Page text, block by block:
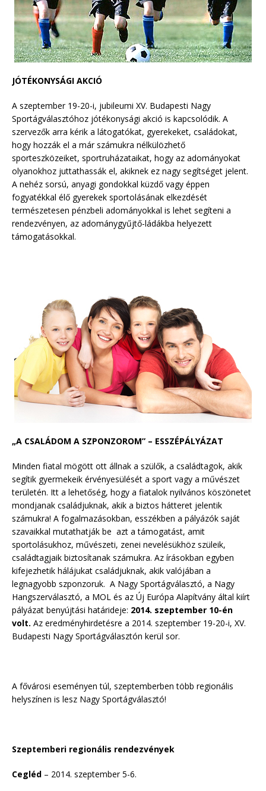
JÓTÉKONYSÁGI AKCIÓ
A szeptember 19-20-i, jubileumi XV. Budapesti Nagy
Sportágválasztóhoz jótékonysági akció is kapcsolódik. A
szervezők arra kérik a látogatókat, gyerekeket, családokat,
hogy hozzák el a már számukra nélkülözhető
sporteszközeiket, sportruházataikat, hogy az adományokat
olyanokhoz juttathassák el, akiknek ez nagy segítséget jelent.
A nehéz sorsú, anyagi gondokkal küzdő vagy éppen
fogyatékkal élő gyerekek sportolásának elkezdését
természetesen pénzbeli adományokkal is lehet segíteni a
rendezvényen, az adománygyűjtő-ládákba helyezett
támogatásokkal.
„A CSALÁDOM A SZPONZOROM” – ESSZÉPÁLYÁZAT
Minden fiatal mögött ott állnak a szülők, a családtagok, akik
segítik gyermekeik érvényesülését a sport vagy a művészet
területén. Itt a lehetőség, hogy a fiatalok nyilvános köszönetet
mondjanak családjuknak, akik a biztos hátteret jelentik
számukra! A fogalmazásokban, esszékben a pályázók saját
szavaikkal mutathatják be azt a támogatást, amit
sportolásukhoz, művészeti, zenei nevelésükhöz szüleik,
családtagjaik biztosítanak számukra. Az írásokban egyben
kifejezhetik hálájukat családjuknak, akik valójában a
legnagyobb szponzoruk. A Nagy Sportágválasztó, a Nagy
Hangszerválasztó, a MOL és az Új Európa Alapítvány által kiírt
pályázat benyújtási határideje: 2014. szeptember 10-én
volt. Az eredményhirdetésre a 2014. szeptember 19-20-i, XV.
Budapesti Nagy Sportágválasztón kerül sor.
A fővárosi eseményen túl, szeptemberben több regionális
helyszínen is lesz Nagy Sportágválasztó!
Szeptemberi regionális rendezvények
Cegléd – 2014. szeptember 5-6.